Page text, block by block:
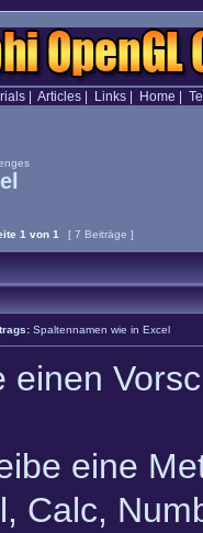
| Articles| Links| Home
1 von 1 [ 7 Beiträge ]
Spaltennamen wie in Excel
einen
eine
Calc,